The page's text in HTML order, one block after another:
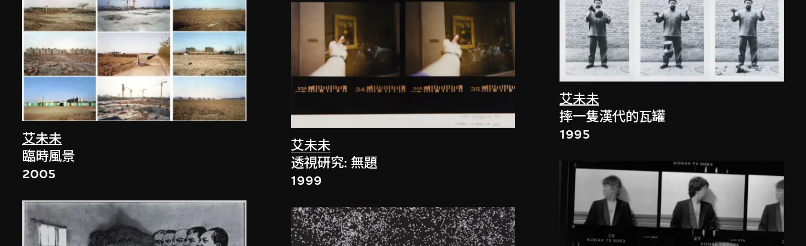
艾未未
臨時風景
2005
艾未未
透視研究: 無題
1999
艾未未
摔一隻漢代的瓦罐
1995